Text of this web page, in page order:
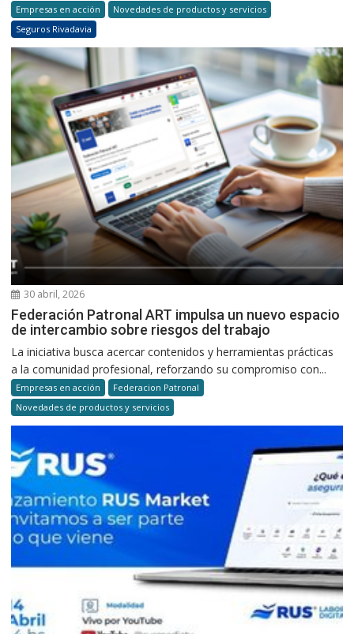
Empresas en acción
Novedades de productos y servicios
Seguros Rivadavia
30 abril, 2026
Federación Patronal ART impulsa un nuevo espacio
de intercambio sobre riesgos del trabajo
La iniciativa busca acercar contenidos y herramientas prácticas
a la comunidad profesional, reforzando su compromiso con...
Empresas en acción
Federacion Patronal
Novedades de productos y servicios